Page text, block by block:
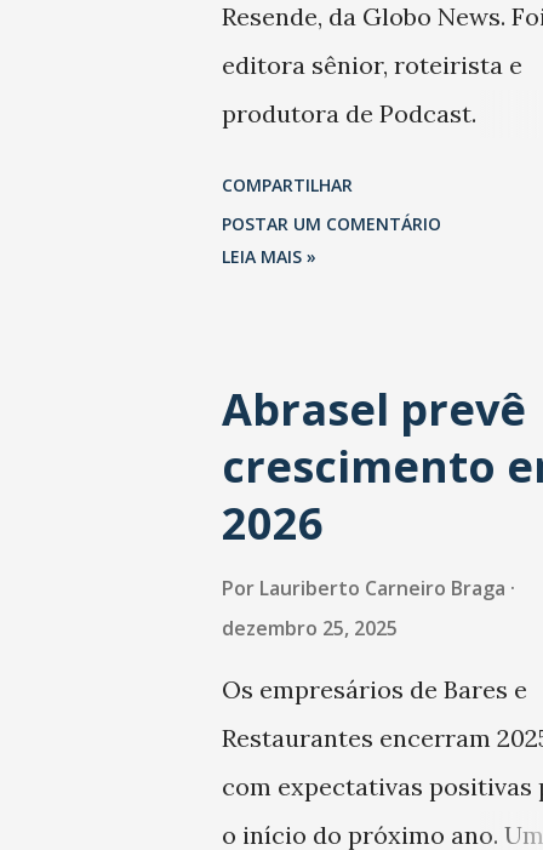
Resende, da Globo News.
editora sênior, roteirista e
produtora de Podcast.
São Paulo.
COMPARTILHAR
POSTAR UM COMENTÁRIO
LEIA MAIS »
Abrasel prevê
crescimento
2026
Por Lauriberto Carneiro Braga
dezembro 25, 2025
Os empresários de Bares e
Restaurantes encerram
com expectativas positivas
o início do próximo ano. Um